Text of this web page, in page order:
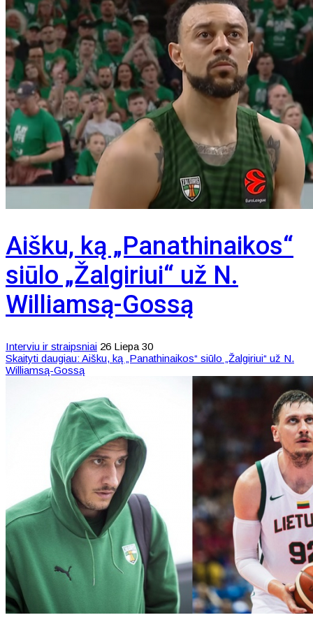
Aišku, ką „Panathinaikos“
siūlo „Žalgiriui“ už N.
Williamsą-Gossą
Interviu ir straipsniai 26 Liepa 30
Skaityti daugiau: Aišku, ką „Panathinaikos“ siūlo „Žalgiriui“ už N.
Williamsą-Gossą